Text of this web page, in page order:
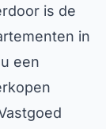
is de
in
een